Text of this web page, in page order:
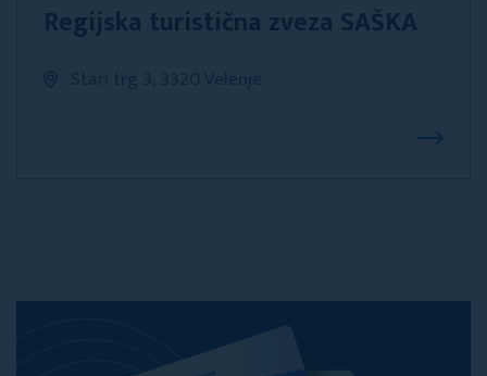
Regijska turistična zveza SAŠKA